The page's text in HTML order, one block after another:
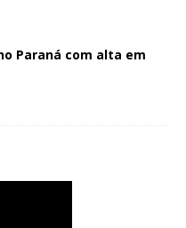
Paraná com alta em